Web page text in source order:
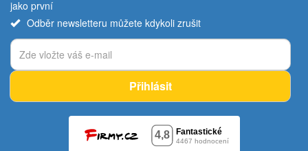
jako první
Odběr newsletteru můžete kdykoli zrušit
Přihlásit